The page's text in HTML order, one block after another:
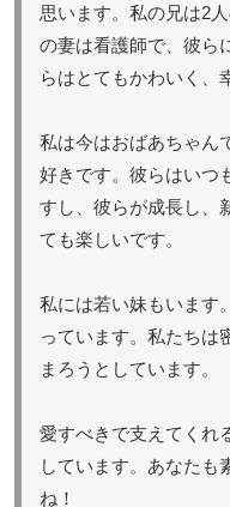
思います。私の兄は2
の妻は看護師で、彼ら
らはとてもかわいく、
私は今はおばあちゃん
好きです。彼らはいつ
すし、彼らが成長し、
ても楽しいです。
私には若い妹もいます
っています。私たちは
まろうとしています。
愛すべきで支えてくれ
しています。あなたも
ね！